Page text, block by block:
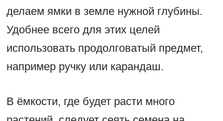
делаем ямки в земле нужной глубины.
Удобнее всего для этих целей
использовать продолговатый предмет,
например ручку или карандаш.
В ёмкости, где будет расти много